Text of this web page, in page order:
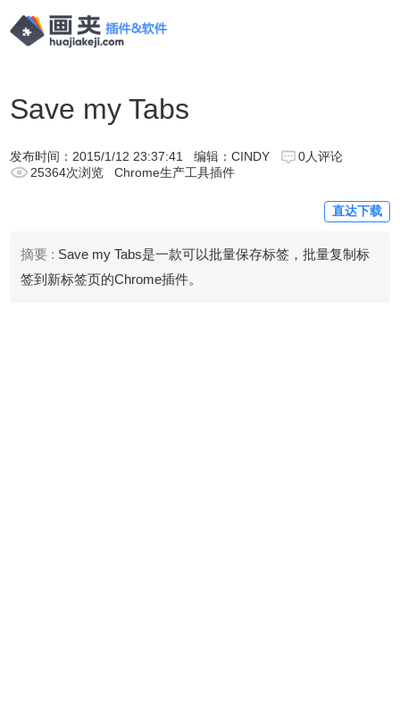
Save my Tabs
发布时间： 2015/1/12 23:37:41 编辑：CINDY
0人评论
25364次浏览
Chrome生产工具插件
直达下载
摘要 : Save my Tabs是一款可以批量保存标签，批量复制标
签到新标签页的Chrome插件。